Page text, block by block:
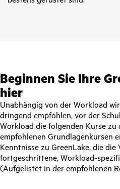
Beginnen Sie Ihre
hier
Unabhängig von der Workload
dringend empfohlen, vor der
Workload die folgenden Kurse zu
empfohlenen Grundlagenkursen
Kenntnisse zu GreenLake, die
fortgeschrittene, Workload-
(Aufgelistet in der empfohlenen